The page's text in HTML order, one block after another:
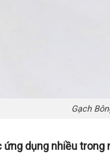
Gạch
dụng nhiều trong